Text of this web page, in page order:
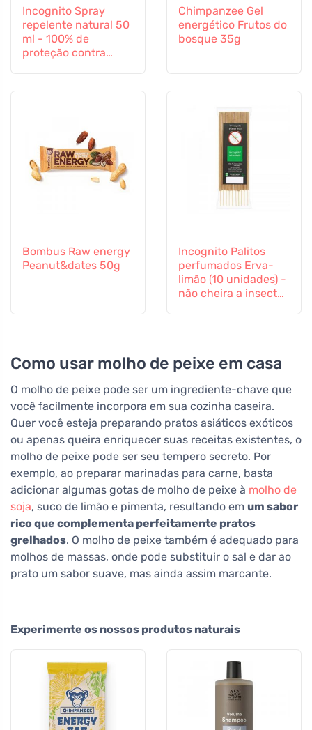
Incognito Spray
repelente natural 50
ml - 100% de
proteção contra
Chimpanzee Gel
energético Frutos do
bosque 35g
Bombus Raw energy
Peanut&dates 50g
Incognito Palitos
perfumados Erva-
limão (10 unidades) -
não cheira a insectos
Como usar molho de peixe em casa
O molho de peixe pode ser um ingrediente-chave que
você facilmente incorpora em sua cozinha caseira.
Quer você esteja preparando pratos asiáticos exóticos
ou apenas queira enriquecer suas receitas existentes, o
molho de peixe pode ser seu tempero secreto. Por
exemplo, ao preparar marinadas para carne, basta
adicionar algumas gotas de molho de peixe à molho de
soja, suco de limão e pimenta, resultando em um sabor
rico que complementa perfeitamente pratos
grelhados. O molho de peixe também é adequado para
molhos de massas, onde pode substituir o sal e dar ao
prato um sabor suave, mas ainda assim marcante.
Experimente os nossos produtos naturais